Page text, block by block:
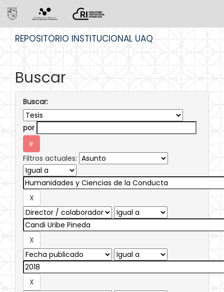
REPOSITORIO INSTITUCIONAL UAQ
Buscar
Buscar:
por
Filtros actuales: